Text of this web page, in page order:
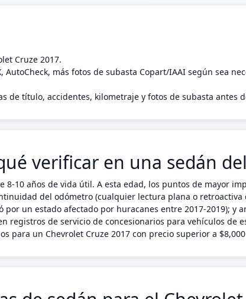
Cruze 2017.
más fotos de subasta Copart/IAAI según sea
título, accidentes, kilometraje y fotos de subasta antes
verificar en una sedán
8-10 años de vida útil. A esta edad, los puntos de mayor
del odómetro (cualquier lectura plana o
por un estado afectado por huracanes entre 2017-2019); y
registros de servicio de concesionarios para vehículos de
para un Chevrolet Cruze 2017 con precio superior a $8,000